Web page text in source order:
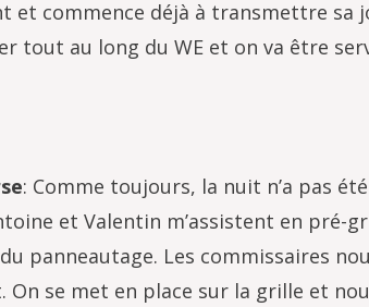
et commence déjà à transmettre sa
tout au long du WE et on va être
: Comme toujours, la nuit n’a pas
et Valentin m’assistent en pré-
panneautage. Les commissaires
On se met en place sur la grille et